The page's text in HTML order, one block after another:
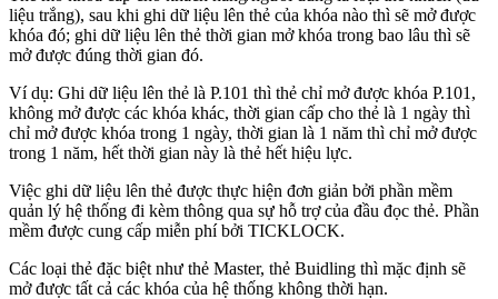
liệu trắng), sau khi ghi dữ liệu lên thẻ của khóa nào thì sẽ mở được
khóa đó; ghi dữ liệu lên thẻ thời gian mở khóa trong bao lâu thì sẽ
mở được đúng thời gian đó.
Ví dụ: Ghi dữ liệu lên thẻ là P.101 thì thẻ chỉ mở được khóa P.101,
không mở được các khóa khác, thời gian cấp cho thẻ là 1 ngày thì
chỉ mở được khóa trong 1 ngày, thời gian là 1 năm thì chỉ mở được
trong 1 năm, hết thời gian này là thẻ hết hiệu lực.
Việc ghi dữ liệu lên thẻ được thực hiện đơn giản bởi phần mềm
quản lý hệ thống đi kèm thông qua sự hỗ trợ của đầu đọc thẻ. Phần
mềm được cung cấp miễn phí bởi TICKLOCK.
Các loại thẻ đặc biệt như thẻ Master, thẻ Buidling thì mặc định sẽ
mở được tất cả các khóa của hệ thống không thời hạn.